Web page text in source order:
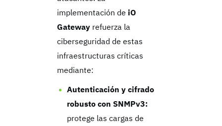
implementación de iO
Gateway refuerza la
ciberseguridad de estas
infraestructuras críticas
mediante:
Autenticación y cifrado
robusto con SNMPv3:
protege las cargas de